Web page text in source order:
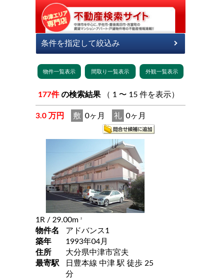
177件 の検索結果 （ 1 〜 15 件を表示）
3.0 万円 敷 0ヶ月 礼 0ヶ月
1R / 29.00m 2
物件名
アドバンス1
築年
1993年04月
住所
大分県中津市宮夫
最寄駅
日豊本線 中津 駅 徒歩 25
分